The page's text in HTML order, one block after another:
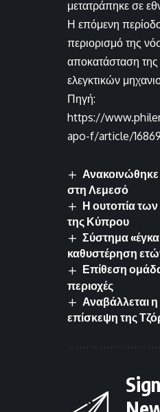
μετατράπηκε σε
Η επόμενη
περιορισμό της
αποκατάσταση της
ελεγκτικών
Πηγή:
https://
apo-f/article/
στη Λεμεσό
Η ουτοπία
της Κύπρου
Σύστημα
καθυστέρηση
Επίθεση
περιοχές
Αναβάλλεται
επίσκεψη της